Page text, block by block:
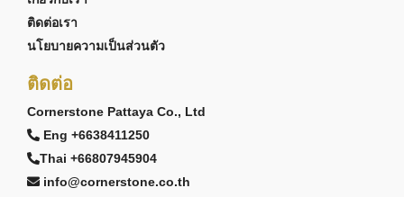
ติดต่อเรา
นโยบายความเป็นส่วนตัว
ติดต่อ
Cornerstone Pattaya Co., Ltd
Eng +6638411250
Thai +66807945904
info@cornerstone.co.th